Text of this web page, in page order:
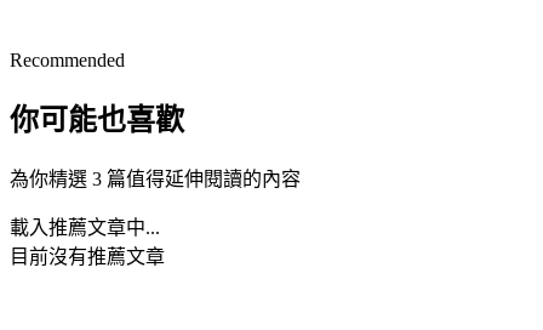
Recommended
你可能也喜歡
為你精選 3 篇值得延伸閱讀的內容
載入推薦文章中...
目前沒有推薦文章